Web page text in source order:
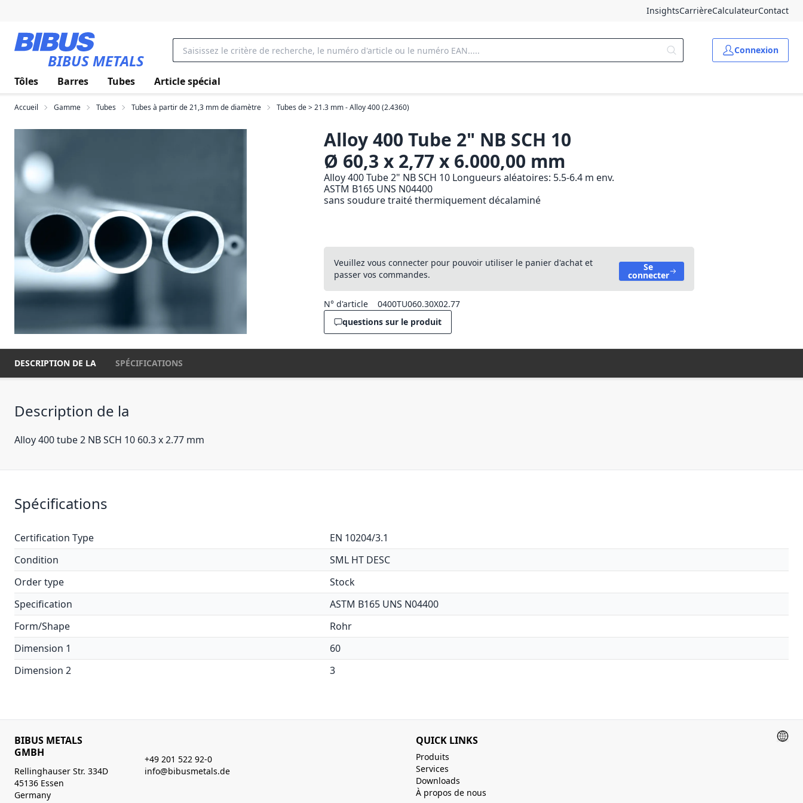
InsightsCarrièreCalculateurContact
BIBUS METALS
Connexion
Tôles Barres Tubes Article spécial
Accueil Gamme Tubes Tubes à partir de 21,3 mm de diamètre Tubes de > 21.3 mm - Alloy 400 (2.4360)
Alloy 400 Tube 2" NB SCH 10
Ø 60,3 x 2,77 x 6.000,00 mm
Alloy 400 Tube 2" NB SCH 10 Longueurs aléatoires: 5.5-6.4 m env.
ASTM B165 UNS N04400
sans soudure traité thermiquement décalaminé
Veuillez vous connecter pour pouvoir utiliser le panier d'achat et
passer vos commandes.
Se
connecter
N° d'article
0400TU060.30X02.77
questions sur le produit
DESCRIPTION DE LA SPÉCIFICATIONS
Description de la
Alloy 400 tube 2 NB SCH 10 60.3 x 2.77 mm
Spécifications
Certification Type
EN 10204/3.1
Condition
SML HT DESC
Order type
Stock
Specification
ASTM B165 UNS N04400
Form/Shape
Rohr
Dimension 1
60
Dimension 2
3
BIBUS METALS
GMBH
Rellinghauser Str. 334D
45136 Essen
Germany
+49 201 522 92-0
info@bibusmetals.de
QUICK LINKS
Produits
Services
Downloads
À propos de nous